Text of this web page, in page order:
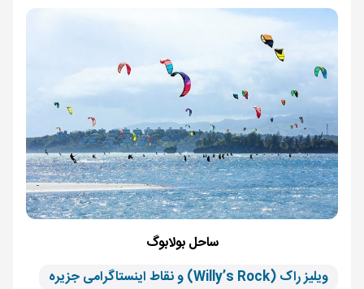
ساحل بولابوگ
ویلیز راک (Willy’s Rock) و نقاط اینستاگرامی جزیره